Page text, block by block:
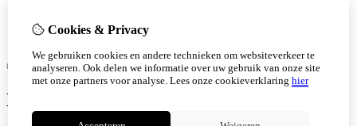
© Copyright 2026 |
Cookies & Privacy
We gebruiken cookies en andere technieken om websiteverkeer te
analyseren. Ook delen we informatie over uw gebruik van onze site
met onze partners voor analyse. Lees onze cookieverklaring hier
Ben je 18 of ouder?